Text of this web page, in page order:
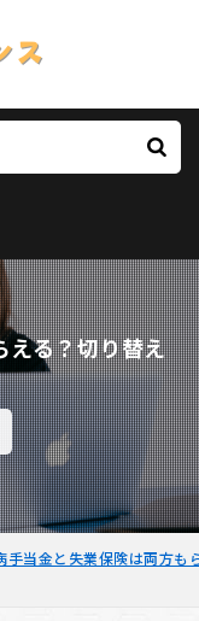
える？切り替え
手当金と失業保険は両方も